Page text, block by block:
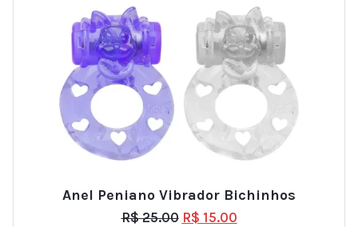
Anel Peniano Vibrador Bichinhos
R$25.00 R$ 15.00